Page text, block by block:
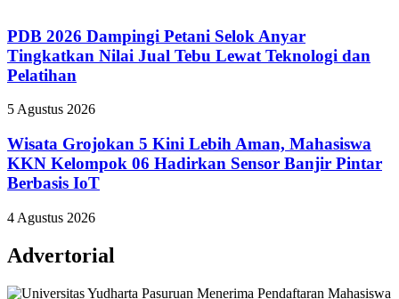
PDB 2026 Dampingi Petani Selok Anyar
Tingkatkan Nilai Jual Tebu Lewat Teknologi dan
Pelatihan
5 Agustus 2026
Wisata Grojokan 5 Kini Lebih Aman, Mahasiswa
KKN Kelompok 06 Hadirkan Sensor Banjir Pintar
Berbasis IoT
4 Agustus 2026
Advertorial